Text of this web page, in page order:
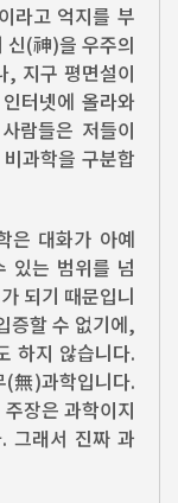
라고 억지를 부
신(神)을 우주의
, 지구 평면설이
터넷에 올라와
람들은 저들이
과학을 구분합
은 대화가 아예
있는 범위를 넘
되기 때문입니
증할 수 없기에,
하지 않습니다.
(無)과학입니다.
장은 과학이지
그래서 진짜 과